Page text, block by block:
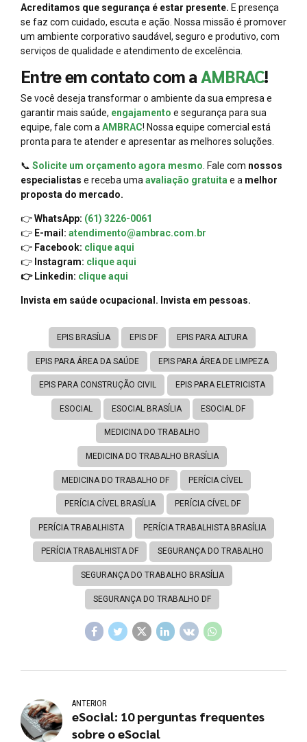
Acreditamos que segurança é estar presente. E presença
se faz com cuidado, escuta e ação. Nossa missão é promover
um ambiente corporativo saudável, seguro e produtivo, com
serviços de qualidade e atendimento de excelência.
Entre em contato com aAMBRAC!
Se você deseja transformar o ambiente da sua empresa e
garantir mais saúde, engajamento e segurança para sua
equipe, fale com aAMBRAC! Nossa equipe comercial está
pronta para te atender e apresentar as melhores soluções.
📞 Solicite um orçamento agora mesmo. Fale com nossos
especialistas e receba umaavaliação gratuitae a melhor
proposta do mercado.
👉WhatsApp: (61) 3226-0061
👉 E-mail: atendimento@ambrac.com.br
👉 Facebook: clique aqui
👉 Instagram: clique aqui
👉 Linkedin: clique aqui
Invista em saúde ocupacional. Invista em pessoas.
EPIS BRASÍLIA EPIS DF EPIS PARA ALTURA
EPIS PARA ÁREA DA SAÚDE EPIS PARA ÁREA DE LIMPEZA
EPIS PARA CONSTRUÇÃO CIVIL EPIS PARA ELETRICISTA
ESOCIAL ESOCIAL BRASÍLIA ESOCIAL DF
MEDICINA DO TRABALHO
MEDICINA DO TRABALHO BRASÍLIA
MEDICINA DO TRABALHO DF PERÍCIA CÍVEL
PERÍCIA CÍVEL BRASÍLIA PERÍCIA CÍVEL DF
PERÍCIA TRABALHISTA PERÍCIA TRABALHISTA BRASÍLIA
PERÍCIA TRABALHISTA DF SEGURANÇA DO TRABALHO
SEGURANÇA DO TRABALHO BRASÍLIA
SEGURANÇA DO TRABALHO DF
ANTERIOR
eSocial: 10 perguntas frequentes
sobre o eSocial